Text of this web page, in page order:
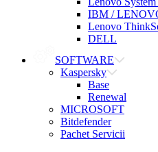
IBM /
Lenovo
DELL
SOFTWARE
Kaspersky
Base
Renewal
MICROSOFT
Bitdefender
Pachet Servicii